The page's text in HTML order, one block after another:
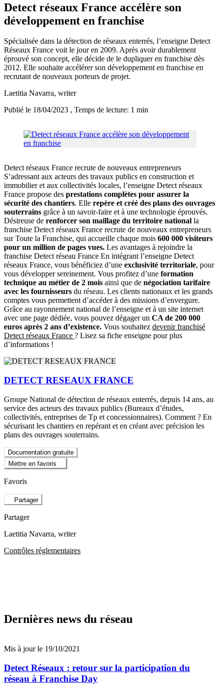
Detect réseaux France accélère son
développement en franchise
Spécialisée dans la détection de réseaux enterrés, l’enseigne Detect
Réseaux France voit le jour en 2009. Après avoir durablement
éprouvé son concept, elle décide de le dupliquer en franchise dès
2012. Elle souhaite accélérer son développement en franchise en
recrutant de nouveaux porteurs de projet.
Laetitia Navarra, writer
Publié le 18/04/2023 , Temps de lecture: 1 min
Detect réseaux France recrute de nouveaux entrepreneurs
S’adressant aux acteurs des travaux publics en construction et
immobilier et aux collectivités locales, l’enseigne Detect réseaux
France propose des prestations complètes pour assurer la
sécurité des chantiers. Elle repère et créé des plans des ouvrages
souterrains grâce à un savoir-faire et à une technologie éprouvés.
Désireuse de renforcer son maillage du territoire national la
franchise Detect réseaux France recrute de nouveaux entrepreneurs
sur Toute la Franchise, qui accueille chaque mois 600 000 visiteurs
pour un million de pages vues. Les avantages à rejoindre la
franchise Detect réseau France En intégrant l’enseigne Detect
réseaux France, vous bénéficiez d’une exclusivité territoriale, pour
vous développer sereinement. Vous profitez d’une formation
technique au métier de 2 mois ainsi que de négociation tarifaire
avec les fournisseurs du réseau. Les clients nationaux et les grands
comptes vous permettent d’accéder à des missions d’envergure.
Grâce au rayonnement national de l’enseigne et à un site internet
avec une page dédiée, vous pouvez dégager un CA de 200 000
euros après 2 ans d’existence. Vous souhaitez devenir franchisé
Detect réseaux France ? Lisez sa fiche enseigne pour plus
d’informations !
DETECT RESEAUX FRANCE
Groupe National de détection de réseaux enterrés, depuis 14 ans, au
service des acteurs des travaux publics (Bureaux d’études,
collectivités, entreprises de Tp et concessionnaires). Comment ? En
sécurisant les chantiers en repérant et en créant avec précision les
plans des ouvrages souterrains.
Documentation gratuite
Mettre en favoris
Favoris
Partager
Partager
Laetitia Navarra, writer
Contrôles réglementaires
Dernières news du réseau
Mis à jour le 19/10/2021
Detect Réseaux : retour sur la participation du
réseau à Franchise Day